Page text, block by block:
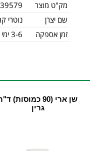
מק"ט מוצר
שם יצרן
נוטרי
זמן אספקה
3-6 ימי עסקים
שן ארי (90 כמוסות)
גרין